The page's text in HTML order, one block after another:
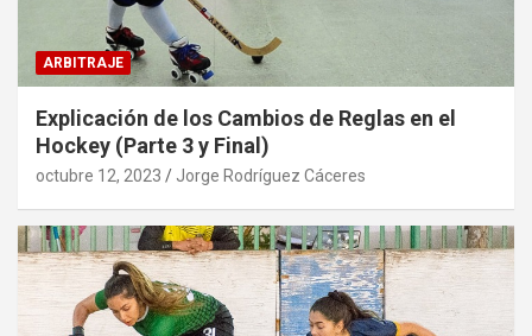
ARBITRAJE
Explicación de los Cambios de Reglas en el
Hockey (Parte 3 y Final)
octubre 12, 2023 Jorge Rodríguez Cáceres